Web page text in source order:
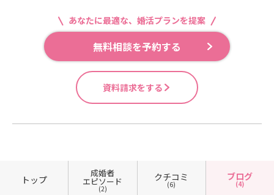
単に「好き」を確かめ合うことでは
なく、「この人となら、どんなこと
も乗り越えて幸せな結婚生活を送れ
そう」とお互いに思える関係を育ん
でいくこと。その温かい積み重ねこ
そが、幸せな成婚への一番の近道だ
と考えています。あなたの真剣交際
に！
ーで、新しい出会いに触れてみませ
んか？詳細&お申し込みはこちらか
ら https://mu1122.com/event -202
6-05-17/現在、女性のお申し込みが
先行しています！ご縁はタイミング
がとても大切です。来年のGWは“好
きな人と過ごしている自分”でいられ
めてみてくださいお会いできるのを
「なんとなく違う」で終わらせず、
何に違和感を持ったのかを言葉にし
てみること。会話のテンポなのか、
距離感なのか、まだ知らない部分な
のか。言語化すると、思い込みだっ
たと気づくことがあります。気にな
ることがあった時は、すぐ判断せ
みましょう。たとえば「休日って普
て距離が縮まります。結婚は最初か
ら100％の確信で進むものではあり
ません。「もう少し知ってみたい」
ます。自分と向き合い、良い面もそ
うでない面も認めてあげること。そ
こから婚活は大きく変わっていきま
す。気持ちが整うと、準備もスムー
ズに進み、活動も前向きにスタート
できるんです。そしてその一歩の先
には、きっと素晴らしいご縁が待っ
でうまくいかず、少し自信をなくし
ひとりで頑張りすぎず、まずは今の
あなたに最適な、婚活プランを提案
無料相談を予約する
資料請求をする
トップ
成婚者
エピソード
(2)
クチコミ
(6)
ブログ
(4)